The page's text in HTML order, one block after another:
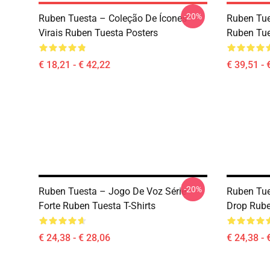
Ruben Tuesta – Coleção De Ícones
Virais Ruben Tuesta Posters
€ 18,21 - € 42,22
-20%
Ruben
Ruben
€ 39,51 -
Ruben Tuesta – Jogo De Voz Série
Forte Ruben Tuesta T-Shirts
€ 24,38 - € 28,06
-20%
Ruben
Drop
€ 24,38 -